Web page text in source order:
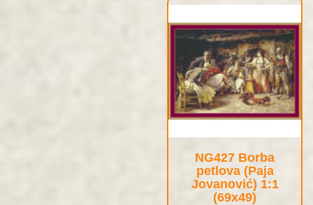
NG427 Borba
petlova (Paja
Jovanović) 1:1
(69x49)